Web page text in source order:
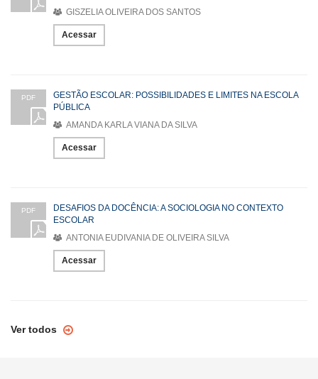
GISZELIA OLIVEIRA DOS SANTOS
Acessar
PDF
GESTÃO ESCOLAR: POSSIBILIDADES E LIMITES NA ESCOLA
PÚBLICA
AMANDA KARLA VIANA DA SILVA
Acessar
PDF
DESAFIOS DA DOCÊNCIA: A SOCIOLOGIA NO CONTEXTO
ESCOLAR
ANTONIA EUDIVANIA DE OLIVEIRA SILVA
Acessar
Ver todos